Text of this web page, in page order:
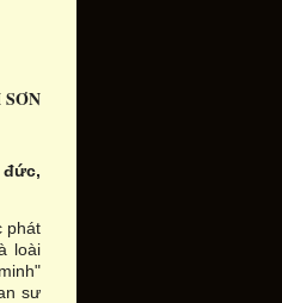
phát
loài
sư